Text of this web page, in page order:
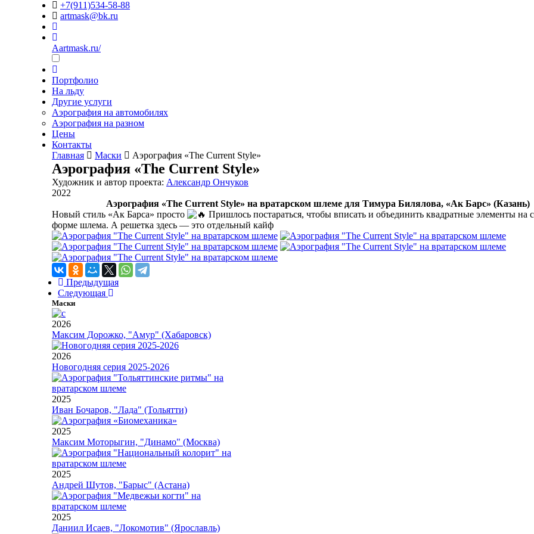
+7(911)534-58-88
artmask@bk.ru
Aartmask.ru/
Портфолио
На льду
Другие услуги
Аэрография на автомобилях
Аэрография на разном
Цены
Контакты
Главная
Маски Аэрография «The Current Style»
Аэрография «The Current Style»
Художник и автор проекта: Александр Ончуков
2022
Аэрография «The Current Style» на вратарском шлеме для Тимура Билялова, «Ак Барс» (Казань)
Новый стиль «Ак Барса» просто
Пришлось постараться, чтобы вписать и объединить квадратные элементы на
форме шлема. А решетка здесь — это отдельный кайф
Предыдущая
Следующая
Маски
2026
Максим Дорожко, "Амур" (Хабаровск)
2026
Новогодняя серия 2025-2026
2025
Иван Бочаров, "Лада" (Тольятти)
2025
Максим Моторыгин, "Динамо" (Москва)
2025
Андрей Шутов, "Барыс" (Астана)
2025
Даниил Исаев, "Локомотив" (Ярославль)